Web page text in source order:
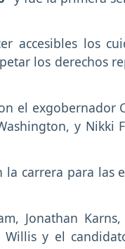
accesibles los
los derechos
el exgobernador
y Nikki
carrera para las
Jonathan
Willis y el